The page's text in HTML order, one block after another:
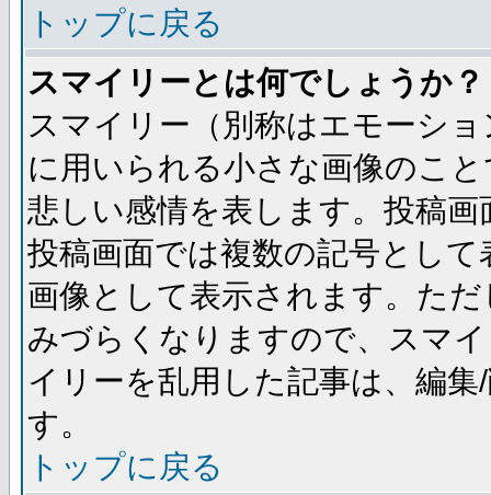
トップに戻る
スマイリーとは何でしょうか？
スマイリー（別称はエモーシ
に用いられる小さな画像のこ
悲しい感情を表します。投稿
投稿画面では複数の記号とし
画像として表示されます。た
みづらくなりますので、スマ
イリーを乱用した記事は、編
す。
トップに戻る